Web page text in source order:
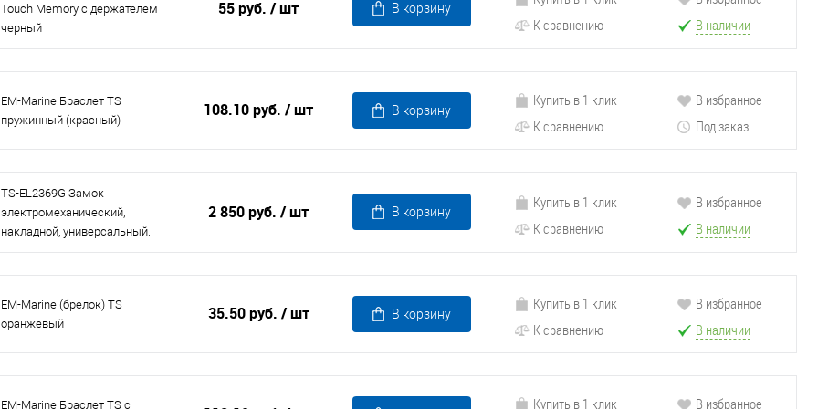
Touch Memory с держателем
черный
55 руб. / шт В корзину
К сравнению
В наличии
EM-Marine Браслет TS
пружинный (красный)
108.10 руб. / шт В корзину
Купить в 1 клик
К сравнению
В избранное
Под заказ
TS-EL2369G Замок
электромеханический,
накладной, универсальный.
2 850 руб. / шт В корзину
Купить в 1 клик
К сравнению
В избранное
В наличии
EM-Marine (брелок) TS
оранжевый
35.50 руб. / шт В корзину
Купить в 1 клик
К сравнению
В избранное
В наличии
EM-Marine Браслет TS с Купить в 1 клик В избранное